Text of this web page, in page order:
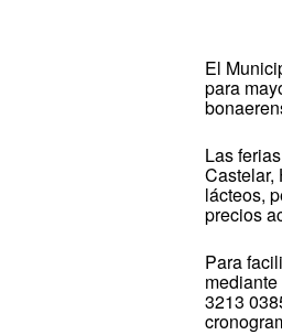
El
para
Las
Castelar,
lácteos,
precios
Para
3213